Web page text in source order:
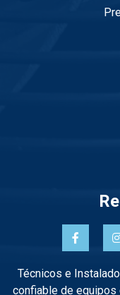
Técnicos e
confiable de equipos